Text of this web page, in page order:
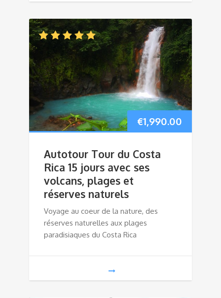
€1,990.00
Autotour Tour du Costa
Rica 15 jours avec ses
volcans, plages et
réserves naturels
Voyage au coeur de la nature, des
réserves naturelles aux plages
paradisiaques du Costa Rica